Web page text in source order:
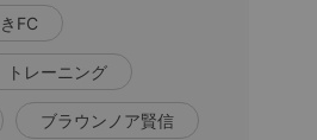
FC
トレーニング
ブラウンノア賢信